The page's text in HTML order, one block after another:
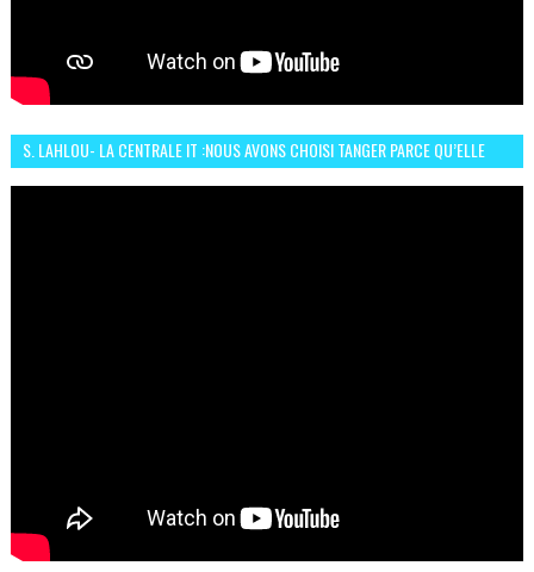
S. LAHLOU- LA CENTRALE IT :NOUS AVONS CHOISI TANGER PARCE QU’ELLE